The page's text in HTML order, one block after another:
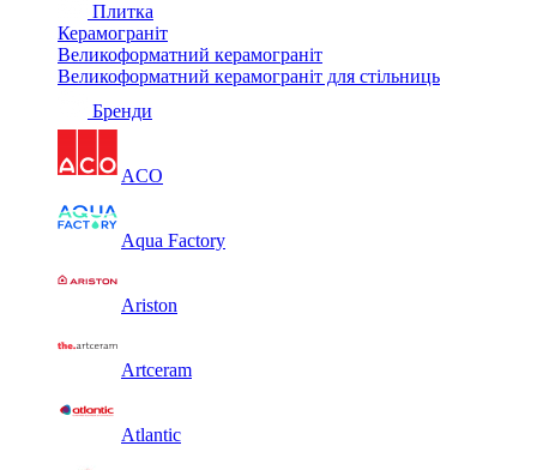
Плитка
Керамограніт
Великоформатний керамограніт
Великоформатний керамограніт для стільниць
Бренди
ACO
Aqua Factory
Ariston
Artceram
Atlantic